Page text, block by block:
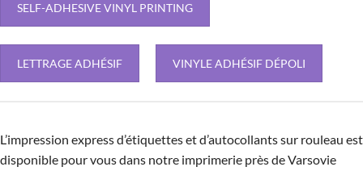
SELF-ADHESIVE VINYL PRINTING
LETTRAGE ADHÉSIF VINYLE ADHÉSIF DÉPOLI
L’impression express d’étiquettes et d’autocollants sur rouleau est
disponible pour vous dans notre imprimerie près de Varsovie